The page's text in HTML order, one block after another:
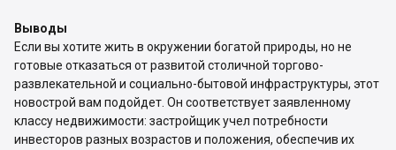
Выводы
Если вы хотите жить в окружении богатой природы, но не
готовые отказаться от развитой столичной торгово-
развлекательной и социально-бытовой инфраструктуры, этот
новострой вам подойдет. Он соответствует заявленному
классу недвижимости: застройщик учел потребности
инвесторов разных возрастов и положения, обеспечив их